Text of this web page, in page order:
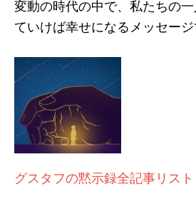
変動の時代の中で、私たちの
ていけば幸せになるメッセージ
グスタフの黙示録全記事リスト